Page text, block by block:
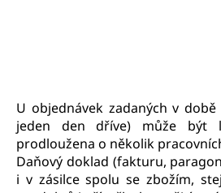
U objednávek zadaných v
jeden den dříve) může být
prodloužena o několik
Daňový doklad (fakturu,
i v zásilce spolu se zbožím,